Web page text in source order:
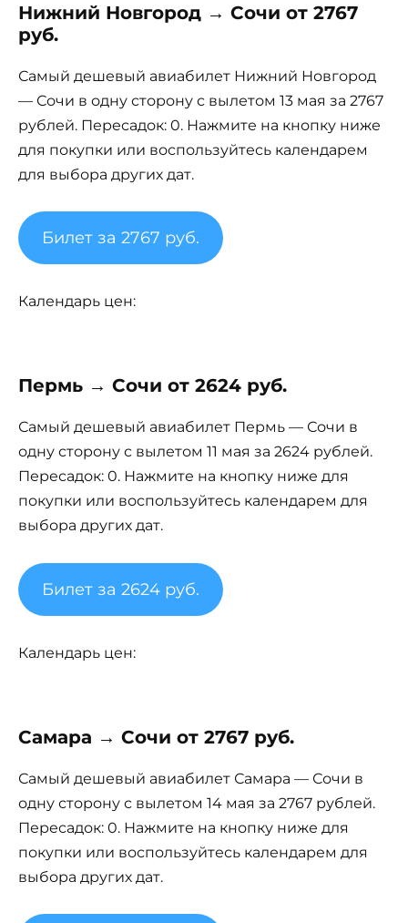
Нижний Новгород → Сочи от 2767
руб.
Самый дешевый авиабилет Нижний Новгород
— Сочи в одну сторону с вылетом 13 мая за 2767
рублей. Пересадок: 0. Нажмите на кнопку ниже
для покупки или воспользуйтесь календарем
для выбора других дат.
Билет за 2767 руб.
Календарь цен:
Пермь → Сочи от 2624 руб.
Самый дешевый авиабилет Пермь — Сочи в
одну сторону с вылетом 11 мая за 2624 рублей.
Пересадок: 0. Нажмите на кнопку ниже для
покупки или воспользуйтесь календарем для
выбора других дат.
Билет за 2624 руб.
Календарь цен:
Самара → Сочи от 2767 руб.
Самый дешевый авиабилет Самара — Сочи в
одну сторону с вылетом 14 мая за 2767 рублей.
Пересадок: 0. Нажмите на кнопку ниже для
покупки или воспользуйтесь календарем для
выбора других дат.